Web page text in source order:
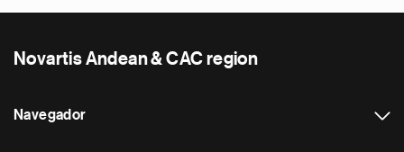
Novartis Andean & CAC region
Navegador